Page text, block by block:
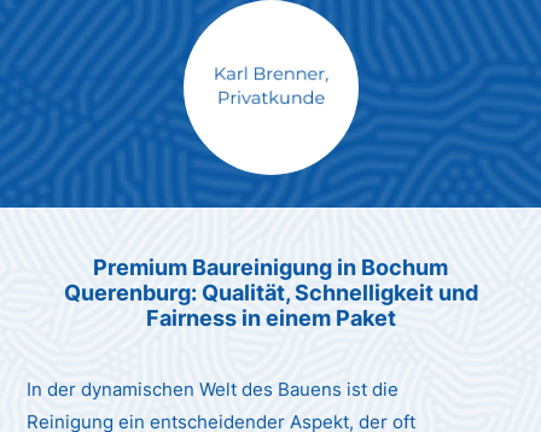
Max Mustermann
Premium Baureinigung in Bochum
Querenburg: Qualität, Schnelligkeit und
Fairness in einem Paket
In der dynamischen Welt des Bauens ist die
Reinigung ein entscheidender Aspekt, der oft